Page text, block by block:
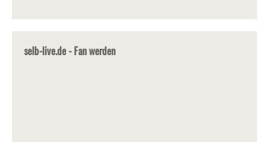
selb-live.de - Fan werden